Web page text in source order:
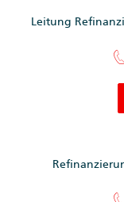
Leitung